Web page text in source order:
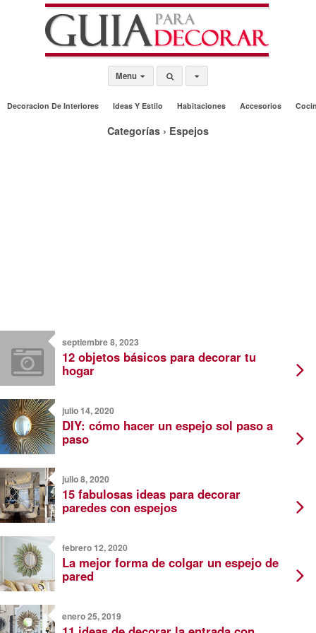
Menu
Decoracion De Interiores Ideas Y Estilo Habitaciones Accesorios
Categorías › Espejos
septiembre 8, 2023
12 objetos básicos para decorar tu
hogar
julio 14, 2020
DIY: cómo hacer un espejo sol paso a
paso
julio 8, 2020
15 fabulosas ideas para decorar
paredes con espejos
febrero 12, 2020
La mejor forma de colgar un espejo de
pared
enero 25, 2019